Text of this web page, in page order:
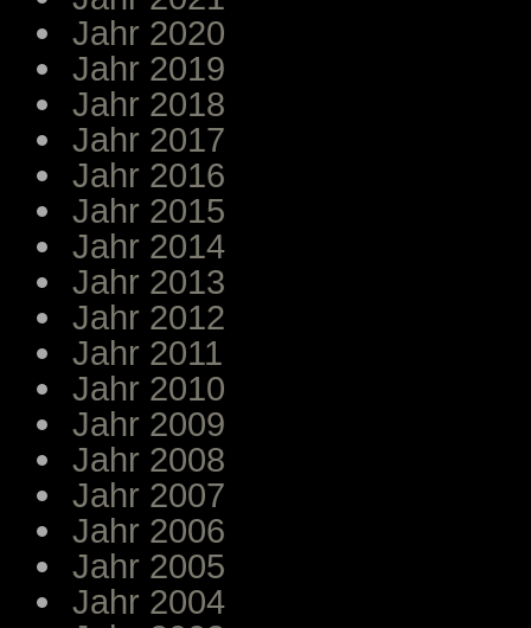
Jahr 2020
Jahr 2019
Jahr 2018
Jahr 2017
Jahr 2016
Jahr 2015
Jahr 2014
Jahr 2013
Jahr 2012
Jahr 2011
Jahr 2010
Jahr 2009
Jahr 2008
Jahr 2007
Jahr 2006
Jahr 2005
Jahr 2004